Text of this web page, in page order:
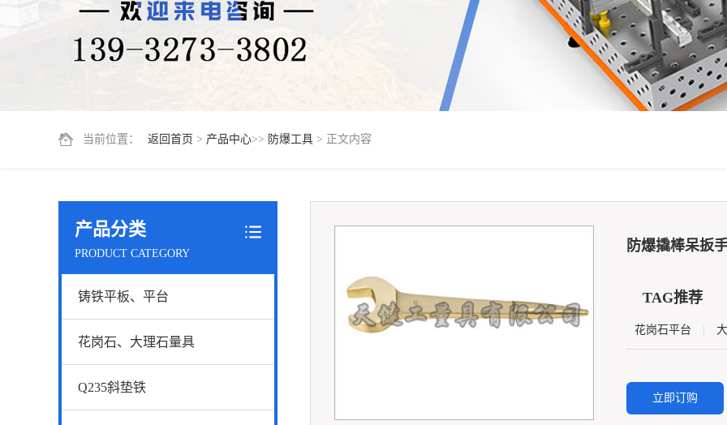
当前位置： 返回首页 > 产品中心>> 防爆工具 > 正文内容
产品分类
PRODUCT CATEGORY
铸铁平板、平台
花岗石、大理石量具
Q235斜垫铁
防爆撬棒呆扳
TAG推荐
花岗石平台
立即订购